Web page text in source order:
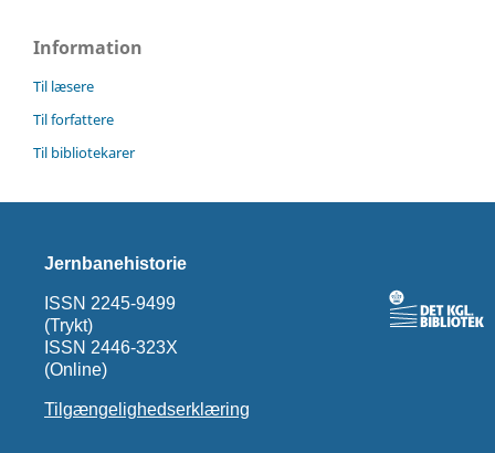
Information
Til læsere
Til forfattere
Til bibliotekarer
Jernbanehistorie
ISSN 2245-9499
(Trykt)
ISSN 2446-323X
(Online)
Tilgængelighedserklæring